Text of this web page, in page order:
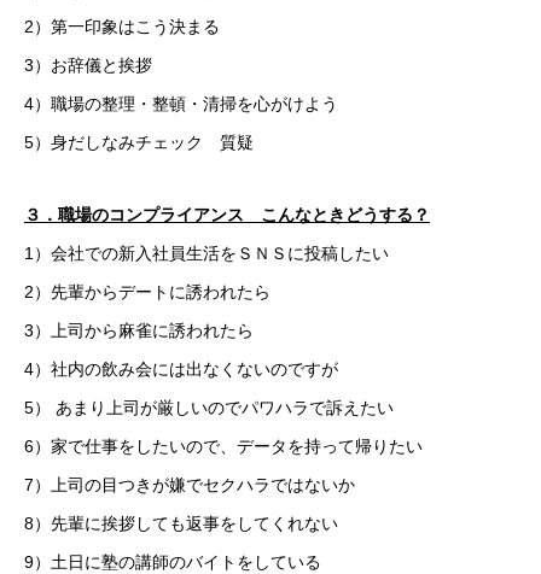
2）第一印象はこう決まる
3）お辞儀と挨拶
4）職場の整理・整頓・清掃を心がけよう
5）身だしなみチェック 質疑
３．職場のコンプライアンス こんなときどうする？
1）会社での新入社員生活をＳＮＳに投稿したい
2）先輩からデートに誘われたら
3）上司から麻雀に誘われたら
4）社内の飲み会には出なくないのですが
5） あまり上司が厳しいのでパワハラで訴えたい
6）家で仕事をしたいので、データを持って帰りたい
7）上司の目つきが嫌でセクハラではないか
8）先輩に挨拶しても返事をしてくれない
9）土日に塾の講師のバイトをしている